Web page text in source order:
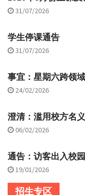
31/07/2026
学生停课通告
31/07/2026
事宜：星期六跨领
24/02/2026
澄清：滥用校方名
06/02/2026
通告：访客出入校
19/01/2026
招生专区